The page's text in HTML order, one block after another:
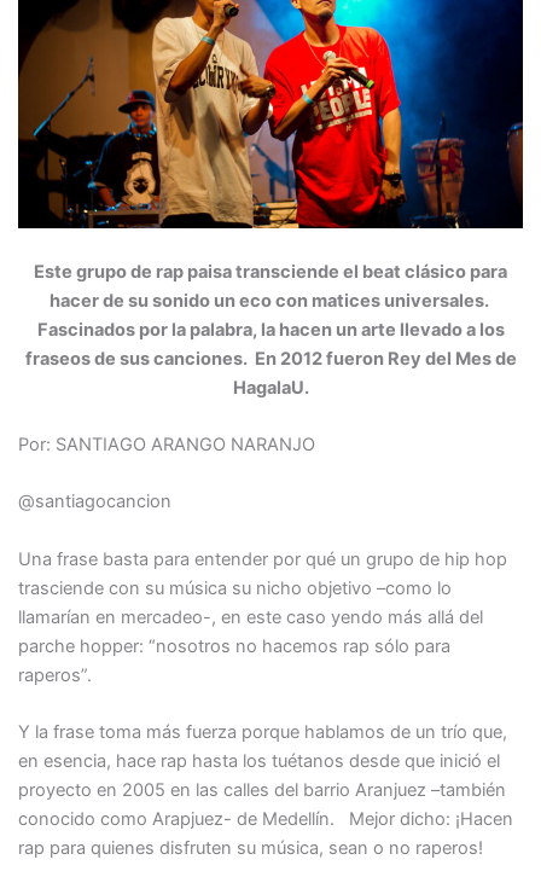
Este grupo de rap paisa transciende el beat clásico para
hacer de su sonido un eco con matices universales.
Fascinados por la palabra, la hacen un arte llevado a los
fraseos de sus canciones. En 2012 fueron Rey del Mes de
HagalaU.
Por: SANTIAGO ARANGO NARANJO
@santiagocancion
Una frase basta para entender por qué un grupo de hip hop
trasciende con su música su nicho objetivo –como lo
llamarían en mercadeo-, en este caso yendo más allá del
parche hopper: “nosotros no hacemos rap sólo para
raperos”.
Y la frase toma más fuerza porque hablamos de un trío que,
en esencia, hace rap hasta los tuétanos desde que inició el
proyecto en 2005 en las calles del barrio Aranjuez –también
conocido como Arapjuez- de Medellín. Mejor dicho: ¡Hacen
rap para quienes disfruten su música, sean o no raperos!